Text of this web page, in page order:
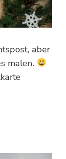
aber
malen.